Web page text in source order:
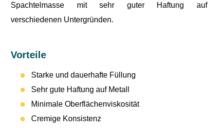
Spachtelmasse mit sehr guter Haftung auf
verschiedenen Untergründen.
Vorteile
Starke und dauerhafte Füllung
Sehr gute Haftung auf Metall
Minimale Oberflächenviskosität
Cremige Konsistenz